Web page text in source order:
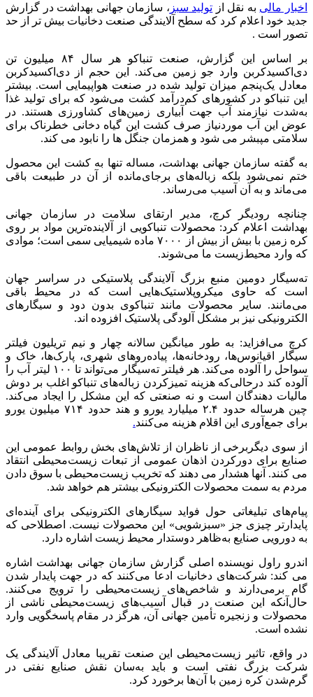
اخبار مالی به نقل از تولید سبز ، سازمان جهانی بهداشت در گزارش
جدید خود اعلام کرد که سطح آلایندگی صنعت دخانیات بیش تر از حد
تصور است .
بر اساس این گزارش، صنعت تنباکو هر سال ۸۴ میلیون تن
دی‌اکسیدکربن وارد جو زمین می‌کند. این حجم از دی‌اکسیدکربن
معادل یک‌پنجم میزان تولید شده در صنعت هواپیمایی است. بیشتر
این تنباکو در کشورهای کم‌درآمد کشت می‌شود که برای تولید غذا
به‌شدت نیازمند آب جهت آبیاری زمین‌های کشاورزی هستند. در
عوض این آب موردنیاز صرف کشت این گیاه دخانی خطرناک برای
سلامتی مپبشر می شود و همزمان جنگل ها را نابود می کند.
به گفته سازمان جهانی بهداشت، مساله تنها به کشت این محصول
ختم نمی‌شود بلکه زباله‌های برجای‌مانده از آن در طبیعت باقی
می‌ماند و به آن آسیب می‌رساند.
چنانچه رودیگر کرچ، مدیر ارتقای سلامت در سازمان جهانی
بهداشت اعلام کرد: محصولات تنباکویی از آلاینده‌ترین مواد بر روی
کره زمین با بیش از بیش از ۷۰۰۰ ماده شیمیایی سمی است؛ موادی
که وارد محیط‌زیست ما می‌شوند.
ته‌سیگار دومین منبع بزرگ آلایندگی پلاستیکی در سراسر جهان
است که حاوی میکروپلاستیک‌هایی است که در محیط باقی
می‌مانند. سایر محصولات مانند تنباکوی بدون دود و سیگارهای
الکترونیکی نیز بر مشکل آلودگی پلاستیک افزوده اند.
کرچ می‌افزاید: به طور میانگین سالانه چهار و نیم تریلیون فیلتر
سیگار اقیانوس‌ها، رودخانه‌ها، پیاده‌روهای شهری، پارک‌ها، خاک و
سواحل را آلوده می‌کند. هر فیلتر ته‌سیگار می‌تواند تا ۱۰۰ لیتر آب را
آلوده کند درحالی‌که هزینه تمیزکردن زباله‌های تنباکو اغلب بر دوش
مالیات دهندگان است و نه صنعتی که این مشکل را ایجاد می‌کند.
چین هرساله حدود ۲.۴ میلیارد یورو و هند حدود ۷۱۴ میلیون یورو
برای جمع‌آوری این اقلام هزینه می‌کنند.
از سوی دیگربرخی از ناظران از تلاش‌های بخش روابط‌ عمومی این
صنایع برای دورکردن اذهان عمومی از تبعات زیست‌محیطی انتقاد
می کنند. آنها هشدار می دهند که تخریب زیست‌محیطی با سوق دادن
مردم به سمت محصولات الکترونیکی بیشتر هم خواهد شد.
پیام‌های تبلیغاتی حول فواید سیگارهای الکترونیکی برای آینده‌ای
پایدارتر چیزی جز «سبزشویی» این محصولات نیست. اصطلاحی که
به دورویی صنایع به‌ظاهر دوستدار محیط‌ زیست اشاره دارد.
اندرو راول نویسنده اصلی گزارش سازمان جهانی بهداشت اشاره
می کند: شرکت‌های دخانیات ادعا می‌کنند که در جهت پایدار شدن
گام برمی‌دارند و شاخص‌های زیست‌محیطی را ترویج می‌کنند.
حال‌آنکه این صنعت در قبال آسیب‌های زیست‌محیطی ناشی از
محصولات و زنجیره تأمین جهانی آن، هرگز در مقام پاسخگویی وارد
نشده است.
در واقع، تاثیر زیست‌محیطی این صنعت تقریبا معادل آلایندگی یک
شرکت‌ بزرگ نفتی است و باید به‌سان نقش صنایع نفتی در
گرم‌شدن کره زمین با آن‌ها برخورد کرد.